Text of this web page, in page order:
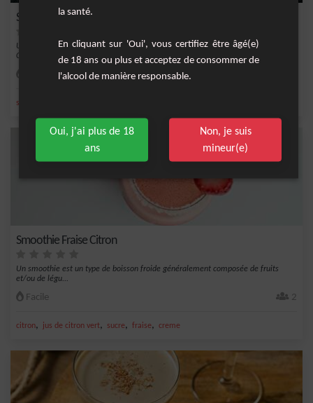
Smoothie aux Fruits Secs
Un smoothie gourmand au délicieux mélange de fruits secs, de noix et de lait.
C'est une...
sucre
Smoothie Fraise Citron
Un smoothie est un type de boisson froide généralement composée de fruits
et/ou de légu...
Facile 2
citron, jus de citron vert, sucre, fraise, creme
la santé.
En cliquant sur 'Oui', vous certifiez être âgé(e)
de 18 ans ou plus et acceptez de consommer de
l'alcool de manière responsable.
Oui, j'ai plus de 18
ans
Non, je suis
mineur(e)